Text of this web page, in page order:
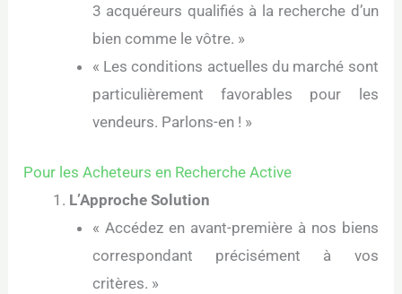
3 acquéreurs qualifiés à la recherche d’un
bien comme le vôtre. »
« Les conditions actuelles du marché sont
particulièrement favorables pour les
vendeurs. Parlons-en ! »
Pour les Acheteurs en Recherche Active
L’Approche Solution
« Accédez en avant-première à nos biens
correspondant précisément à vos
critères. »